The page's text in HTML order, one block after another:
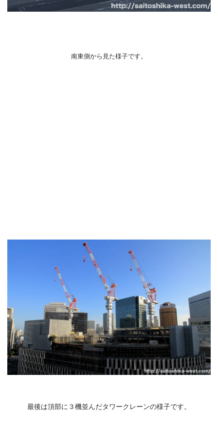
南東側から見た様子です。
最後は頂部に３機並んだタワークレーンの様子です。